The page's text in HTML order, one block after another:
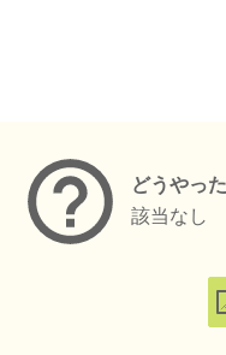
どうやっ
該当なし